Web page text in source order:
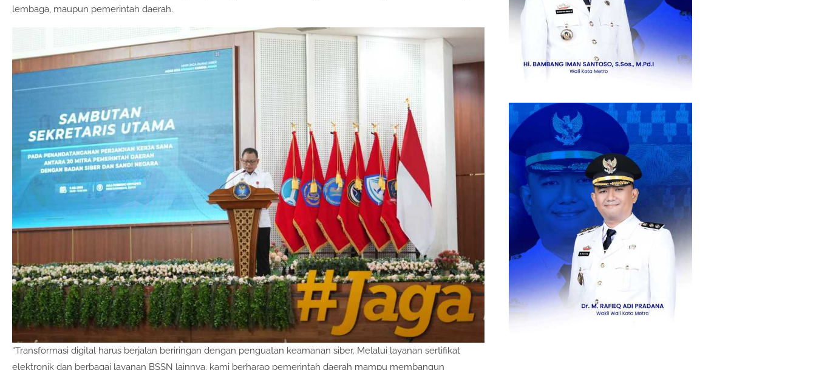
lembaga, maupun pemerintah daerah.
“Transformasi digital harus berjalan beriringan dengan penguatan keamanan siber. Melalui layanan sertifikat
elektronik dan berbagai layanan BSSN lainnya, kami berharap pemerintah daerah mampu membangun